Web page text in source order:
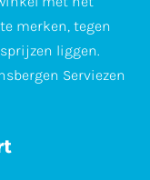
merken, tegen
liggen.
Serviezen